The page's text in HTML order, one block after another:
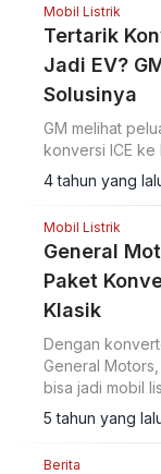
Mobil Listrik
Tertarik
Jadi EV?
Solusinya
GM melihat
konversi ICE ke
4 tahun yang
Mobil Listrik
General
Paket
Klasik
Dengan
General
bisa jadi mobil
5 tahun yang
Berita